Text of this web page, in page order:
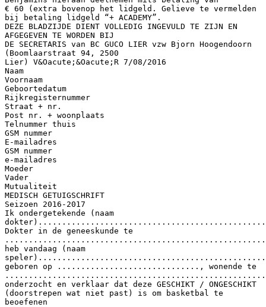
€ 60 (extra bovenop het lidgeld. Gelieve te vermelden
bij betaling lidgeld “+ ACADEMY”.
DEZE BLADZIJDE DIENT VOLLEDIG INGEVULD TE ZIJN EN
AFGEGEVEN TE WORDEN BIJ
DE SECRETARIS van BC GUCO LIER vzw Bjorn Hoogendoorn
(Boomlaarstraat 94, 2500
Lier) V&Oacute;&Oacute;R 7/08/2016
Naam
Voornaam
Geboortedatum
Rijkregisternummer
Straat + nr.
Post nr. + woonplaats
Telnummer thuis
GSM nummer
E-mailadres
GSM nummer
e-mailadres
Moeder
Vader
Mutualiteit
MEDISCH GETUIGSCHRIFT
Seizoen 2016-2017
Ik ondergetekende (naam
Dokter in de geneeskunde te
heb vandaag (naam
geboren op .............................., wonende te
onderzocht en verklaar dat deze GESCHIKT / ONGESCHIKT
(doorstrepen wat niet past) is om basketbal te
beoefenen